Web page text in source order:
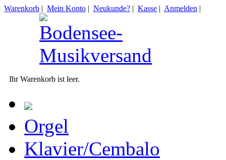
Warenkorb | Mein Konto | Neukunde? | Kasse | Anmelden |
Ihr Warenkorb ist leer.
Orgel
Klavier/Cembalo